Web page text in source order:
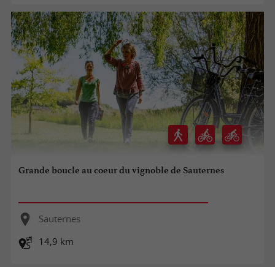
Grande boucle au coeur du vignoble de Sauternes
Sauternes
14,9 km